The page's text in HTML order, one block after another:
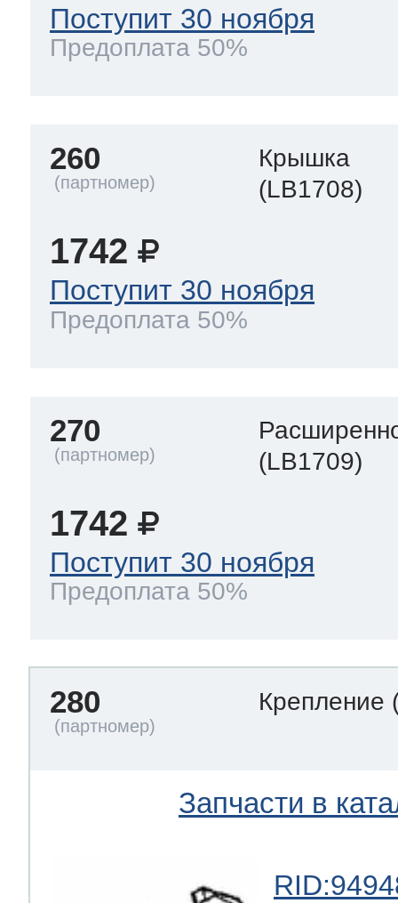
Поступит 30 ноября
Предоплата 50%
260
Крышка
(LB1708)
1742
Поступит 30 ноября
Предоплата 50%
270
(LB1709)
1742
Поступит 30 ноября
Предоплата 50%
280 Крепление
Запчасти в